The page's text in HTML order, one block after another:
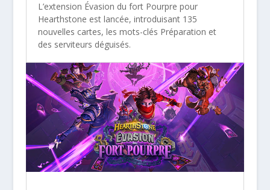
L’extension Évasion du fort Pourpre pour
Hearthstone est lancée, introduisant 135
nouvelles cartes, les mots-clés Préparation et
des serviteurs déguisés.